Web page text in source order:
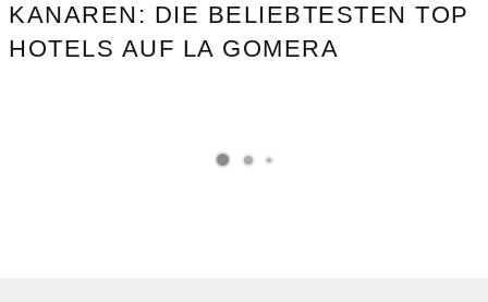
KANAREN: DIE BELIEBTESTEN TOP
HOTELS AUF LA GOMERA